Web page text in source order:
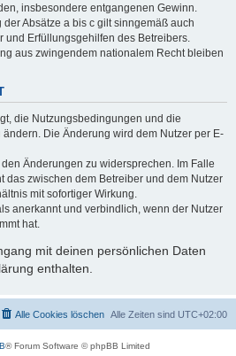
insbesondere entgangenen Gewinn.
Absätze a bis c gilt sinngemäß auch
und Erfüllungsgehilfen des Betreibers.
aus zwingendem nationalem Recht bleiben
die Nutzungsbedingungen und die
Die Änderung wird dem Nutzer per E-
Änderungen zu widersprechen. Im Falle
das zwischen dem Betreiber und dem Nutzer
mit sofortiger Wirkung.
anerkannt und verbindlich, wenn der Nutzer
hat.
mit deinen persönlichen Daten
enthalten.
Alle Zeiten sind UTC+02:00
Alle Cookies löschen
® Forum Software © phpBB Limited